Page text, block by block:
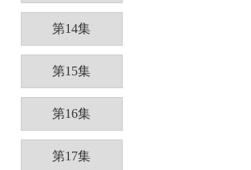
第14集
第15集
第16集
第17集